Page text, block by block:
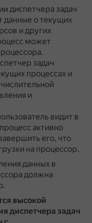
диспетчера задач
данные о текущих
и других
может
задач
процессах и
и
видит в
активно
его, что
на процессор.
данных в
должна
высокой
диспетчера задач